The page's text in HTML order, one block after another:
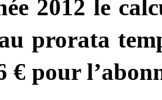
2012 le
prorata
€ pour